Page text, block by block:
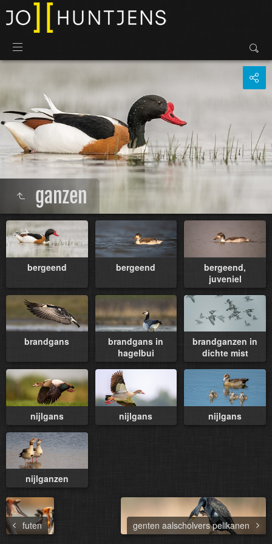
ganzen
bergeend bergeend
bergeend,
juveniel
brandgans
brandgans in
hagelbui
brandganzen in
dichte mist
nijlgans nijlgans nijlgans
nijlganzen
futen genten aalscholvers pelikanen